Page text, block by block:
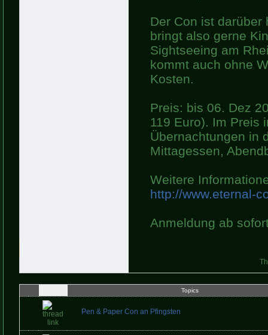
Der Con ist
bringt also gerne
Sightseeing am
kommt auch ohne
Kosten.
Preis: bis 06. Dez
119 Euro). Im Preis
Übernachtungen in
Mittagessen,
Weitere
http://www.eternal-
Anmeldung ab
Topics
Pen & Paper Con an Pfingsten